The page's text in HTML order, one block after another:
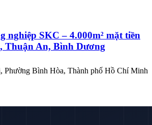
nghiệp SKC – 4.000m² mặt tiền
Thuận An, Bình Dương
Bình Hòa, Thành phố Hồ Chí Minh